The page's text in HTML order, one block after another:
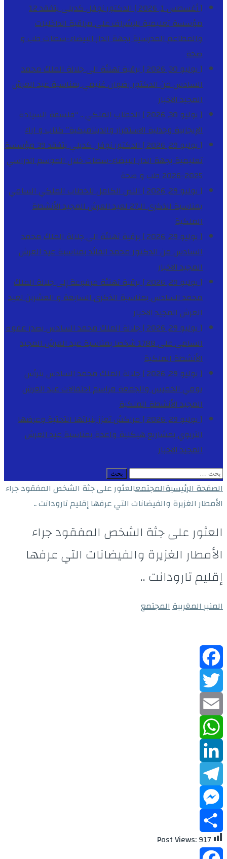
[ أغسطس 1, 2026 ]
الدكتور نوفل كديلي يتفقد 12
مؤسسة تعليمية للإشراف على مراقبة الداخليات
والمطاعم المدرسية بجهة الدار البيضاء-سطاتطب و
صحة
[ يوليو 30, 2026 ]
برقية تهنئة الى جلالة الملك محمد
السادس من الدكتور رضوان غنيمي بمناسبة عيد العرش
المجيدالاخبار
[ يوليو 30, 2026 ]
الخطاب الملكي .. “فلسفة السيادة
الإيجابية وجدلية الاستقرار والديناميكية”كتاب و اراء
[ يوليو 29, 2026 ]
الدكتور نوفل كديلي يتفقد 39 مؤسسة
تعليمية بجهة الدار البيضاء-سطات خلال الموسم الدراسي
2025-2026
طب و صحة
[ يوليو 29, 2026 ]
النص الكامل للخطاب الملكي السامي
بمناسبة الذكرى الـ27 لعيد العرش المجيد
الأنشطة
الملكية
[ يوليو 29, 2026 ]
برقية تهنئة الى جلالة الملك محمد
السادس من الدكتور محمد الفائد بمناسبة عيد العرش
المجيدالاخبار
[ يوليو 29, 2026 ]
برقية تهنئة مرفوعة إلى جلالة الملك
محمد السادس بمناسبة الذكرى السابعة و العشرين لعيد
العرش المجيدالاخبار
[ يوليو 29, 2026 ]
جلالة الملك محمد السادس يصدر عفوه
السامي على 1788 شخصا بمناسبة عيد العرش المجيد
الأنشطة الملكية
[ يوليو 29, 2026 ]
جلالة الملك محمد السادس يترأس
يومي الخميس والجمعة مراسم احتفالات عيد العرش
المجيدالأنشطة الملكية
[ يوليو 29, 2026 ]
مراكش تعزز بنياتها التحتية وعرضها
التربوي بمشاريع هيكلية واعدة بمناسبة عيد العرش
المجيدالاخبار
البحث
عن:
الصفحة الرئيسيةالمجتمعالعثور على جثة الشخص المفقود جراء
الأمطار الغزيرة والفيضانات التي عرفها إقليم تارودانت ..
العثور على جثة الشخص المفقود جراء
الأمطار الغزيرة والفيضانات التي عرفها
إقليم تارودانت ..
المنبر المغربيةالمجتمع
Facebook
Twitter
Email
WhatsApp
LinkedIn
Telegram
Messenger
Share
Post Views:917